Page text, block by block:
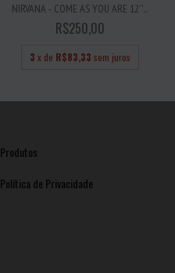
NIRVANA - COME AS YOU ARE 12''...
R$250,00
3 x de R$83,33 sem juros
Produtos
Política de Privacidade